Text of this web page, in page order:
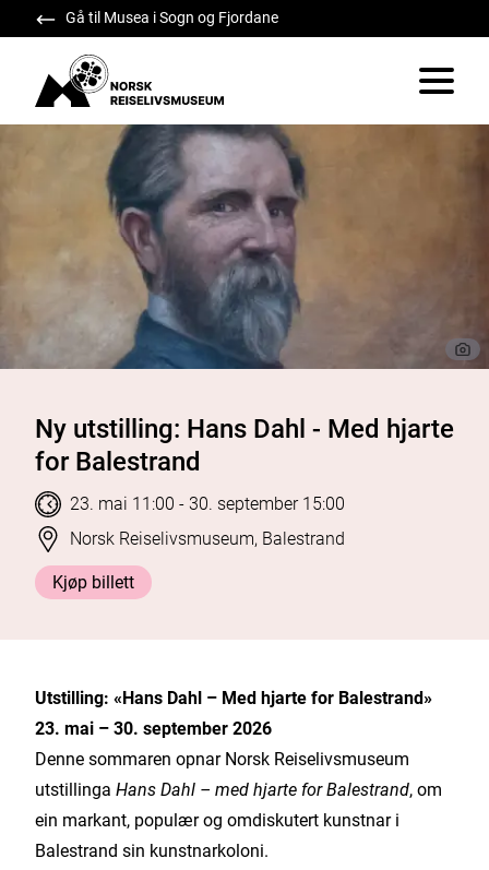
Gå til Musea i Sogn og Fjordane
Norsk Reiselivsmuseum
Vis/skjul
Ny utstilling: Hans Dahl - Med hjarte
for Balestrand
Tidspunkt
23. mai 11:00 til
- 30. september 15:00
Stad
Norsk Reiselivsmuseum, Balestrand
Kjøp billett
Utstilling: «Hans Dahl – Med hjarte for Balestrand»
23. mai – 30. september 2026
Denne sommaren opnar Norsk Reiselivsmuseum
utstillinga Hans Dahl – med hjarte for Balestrand, om
ein markant, populær og omdiskutert kunstnar i
Balestrand sin kunstnarkoloni.